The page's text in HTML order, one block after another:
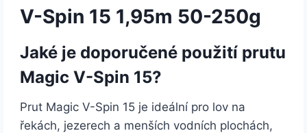
V-Spin 15 1,95m 50-250g
Jaké je doporučené použití prutu
Magic V-Spin 15?
Prut Magic V-Spin 15 je ideální pro lov na
řekách, jezerech a menších vodních plochách,